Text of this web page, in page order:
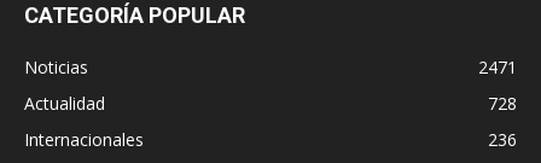
CATEGORÍA POPULAR
Noticias
2471
Actualidad
728
Internacionales
236